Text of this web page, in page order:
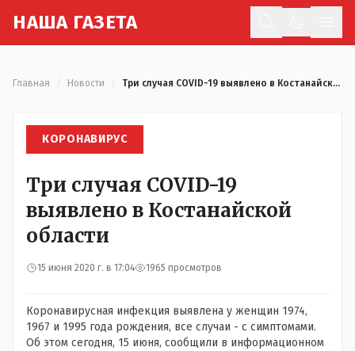
НАША ГАЗЕТА
Главная Новости Три случая COVID-19 выявлено в Костанайской области
КОРОНАВИРУС
Три случая COVID-19
выявлено в Костанайской
области
15 июня 2020 г. в 17:04 1965 просмотров
Коронавирусная инфекция выявлена у женщин 1974,
1967 и 1995 года рождения, все случаи - с симптомами.
Об этом сегодня, 15 июня, сообщили в информационном